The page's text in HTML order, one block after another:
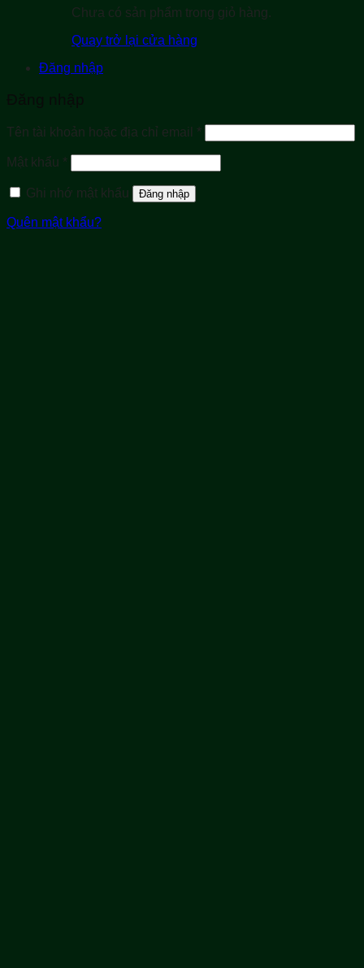
Chưa có sản phẩm trong giỏ hàng.
Quay trở lại cửa hàng
Đăng nhập
Đăng nhập
Tên tài khoản hoặc địa chỉ email *
buộc
Mật khẩu *
buộc
Ghi nhớ mật khẩu
Đăng nhập
Quên mật khẩu?